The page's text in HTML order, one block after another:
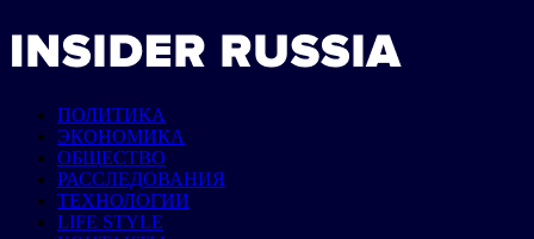
ПОЛИТИКА
ЭКОНОМИКА
ОБЩЕСТВО
РАССЛЕДОВАНИЯ
ТЕХНОЛОГИИ
LIFE STYLE